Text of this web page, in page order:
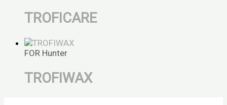
TROFICARE
FOR Hunter
TROFIWAX